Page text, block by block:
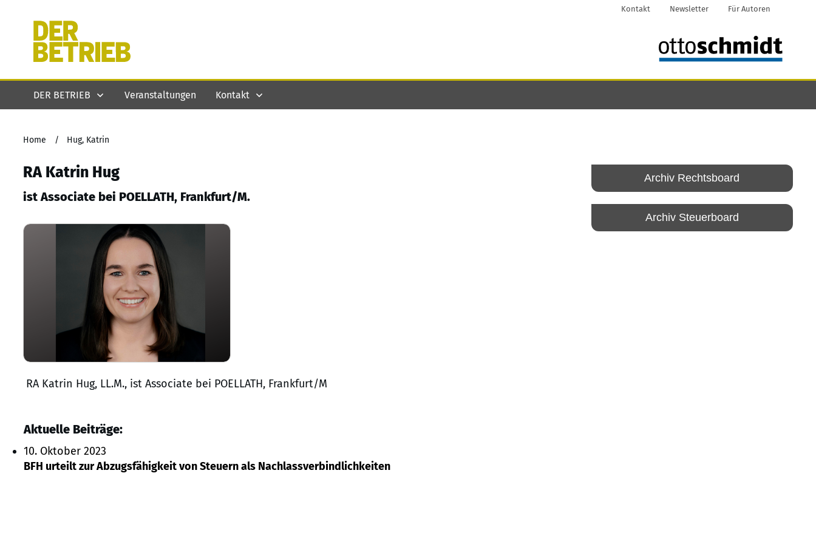
Kontakt Newsletter Für Autoren
DER BETRIEB Veranstaltungen Kontakt
Home / Hug, Katrin
RA Katrin Hug
ist Associate bei POELLATH, Frankfurt/M.
RA Katrin Hug, LL.M., ist Associate bei POELLATH, Frankfurt/M
Aktuelle Beiträge:
10. Oktober 2023
BFH urteilt zur Abzugsfähigkeit von Steuern als Nachlassverbindlichkeiten
Archiv Rechtsboard
Archiv Steuerboard